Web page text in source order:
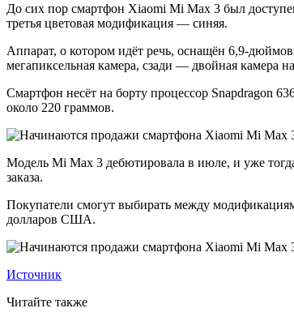
До сих пор смартфон Xiaomi Mi Max 3 был
третья цветовая модификация — синяя.
Аппарат, о котором идёт речь, оснащён 6,9-
мегапиксельная камера, сзади — двойная камера
Смартфон несёт на борту процессор Snapdragon
около 220 граммов.
Модель Mi Max 3 дебютировала в июле, и уже
заказа.
Покупатели смогут выбирать между
долларов США.
Источник
Читайте также